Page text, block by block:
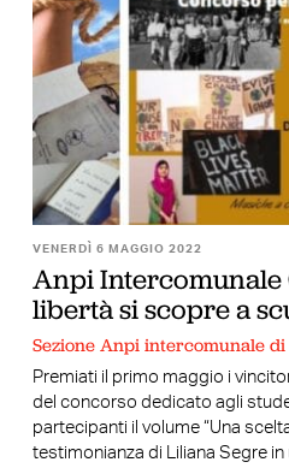
VENERDÌ 6 MAGGIO 2022
Anpi Intercomunale
libertà si scopre a
Sezione Anpi intercomunale
Premiati il primo maggio i
del concorso dedicato agli
partecipanti il volume “Una
testimonianza di Liliana Segre